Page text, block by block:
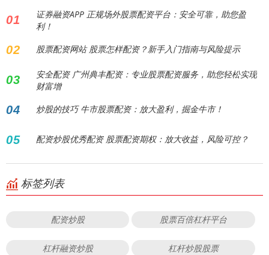
01
证券融资APP 正规场外股票配资平台：安全可靠，助您盈
利！
02 股票配资网站 股票怎样配资？新手入门指南与风险提示
03
安全配资 广州典丰配资：专业股票配资服务，助您轻松实现
财富增
04 炒股的技巧 牛市股票配资：放大盈利，掘金牛市！
05 配资炒股优秀配资 股票配资期权：放大收益，风险可控？
标签列表
配资炒股 股票百倍杠杆平台
杠杆融资炒股 杠杆炒股股票